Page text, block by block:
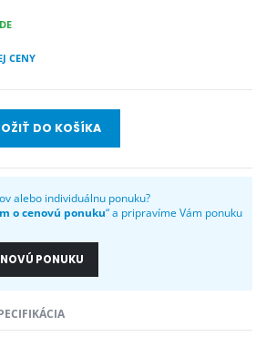
CENY
DO KOŠÍKA
alebo individuálnu ponuku?
o cenovú ponuku“ a pripravíme Vám ponuku
PONUKU